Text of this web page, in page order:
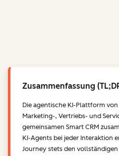
Zusammenfassung
Die agentische KI-Plattform
Marketing-, Vertriebs- und
gemeinsamen Smart CRM
KI-Agents bei jeder Interaktion
Journey stets den